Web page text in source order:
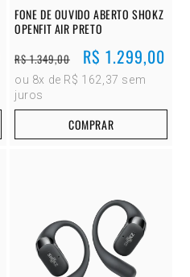
FONE DE OUVIDO ABERTO SHOKZ
OPENFIT AIR PRETO
Preço
normal
R$ 1.349,00
Preço
promocional
R$ 1.299,00
ou 8x de R$ 162,37 sem
juros
COMPRAR